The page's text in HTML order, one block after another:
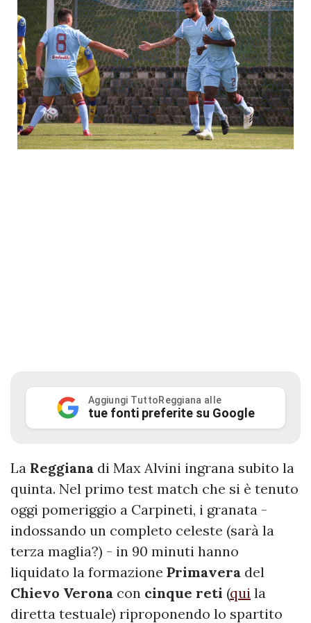
Aggiungi TuttoReggiana alle
tue fonti preferite su Google
La Reggiana di Max Alvini ingrana subito la
quinta. Nel primo test match che si è tenuto
oggi pomeriggio a Carpineti, i granata -
indossando un completo celeste (sarà la
terza maglia?) - in 90 minuti hanno
liquidato la formazione Primavera del
Chievo Verona con cinque reti (qui la
diretta testuale) riproponendo lo spartito